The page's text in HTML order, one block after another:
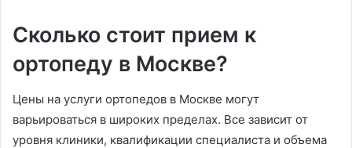
Сколько стоит прием к
ортопеду в Москве?
Цены на услуги ортопедов в Москве могут
варьироваться в широких пределах. Все зависит от
уровня клиники, квалификации специалиста и объема